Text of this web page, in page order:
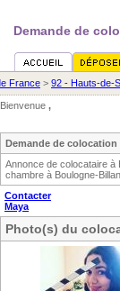
Demande de
France > 92 - Hauts-de-
Bienvenue ,
Demande de
Annonce de colocataire à
chambre à Boulogne-
Contacter
Maya
Photo(s) du